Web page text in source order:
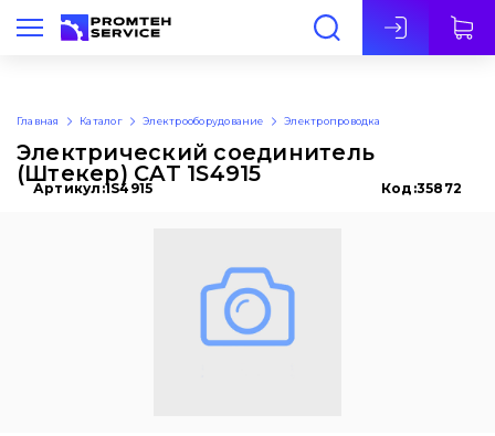
Рус
Главная Каталог Электрооборудование Электропроводка
Электрический соединитель
(Штекер) CAT 1S4915
Артикул:1S4915 Код:35872